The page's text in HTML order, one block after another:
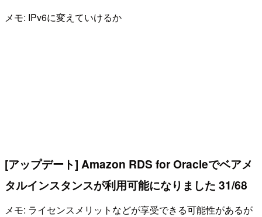
メモ: IPv6に変えていけるか
[アップデート] Amazon RDS for Oracleでベアメ
タルインスタンスが利用可能になりました 31/68
メモ: ライセンスメリットなどが享受できる可能性があるが